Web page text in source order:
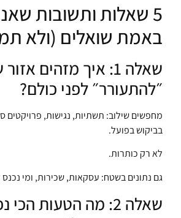
5 שאלות ותשובות
באמת שואלים (ולא
שאלה 1: איך מזהים
״להתעורר״ לפני כולם?
מחפשים שילוב: תשתיות, נגישות, פרויקטים
בביקוש בפועל.
לא רק כותרות.
גם נתונים בשטח: עסקאות, שכירות, ומי
שאלה 2: מה הטעות